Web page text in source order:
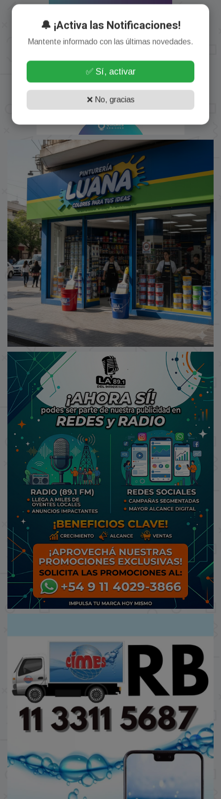
🔔 ¡Activa las Notificaciones!
Mantente informado con las últimas novedades.
✅ Sí, activar
❌ No, gracias